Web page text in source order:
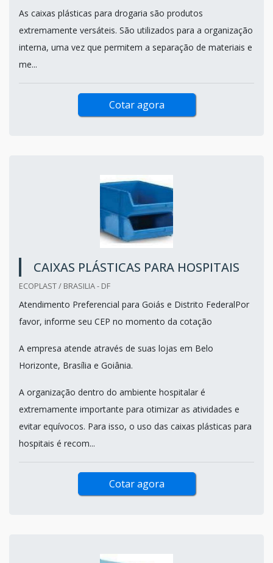
As caixas plásticas para drogaria são produtos
extremamente versáteis. São utilizados para a organização
interna, uma vez que permitem a separação de materiais e
me...
Cotar agora
CAIXAS PLÁSTICAS PARA HOSPITAIS
ECOPLAST / BRASILIA - DF
Atendimento Preferencial para Goiás e Distrito FederalPor
favor, informe seu CEP no momento da cotação
A empresa atende através de suas lojas em Belo
Horizonte, Brasília e Goiânia.
A organização dentro do ambiente hospitalar é
extremamente importante para otimizar as atividades e
evitar equívocos. Para isso, o uso das caixas plásticas para
hospitais é recom...
Cotar agora